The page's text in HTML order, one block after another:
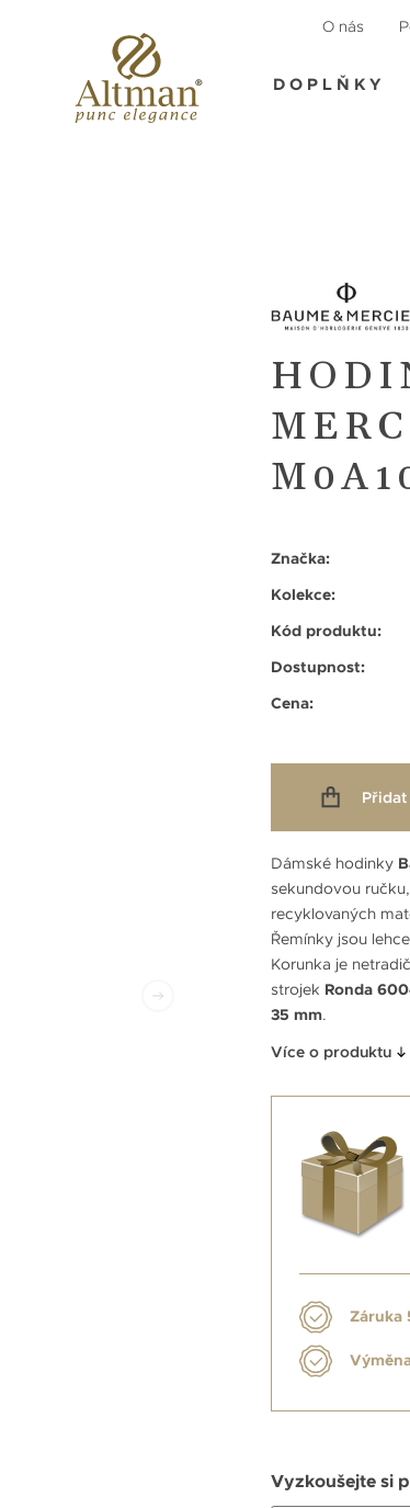
O nás
DOPLŇKY
Značka:
Kolekce:
Kód produktu:
Dostupnost:
Cena:
Dámské hodinky
sekundovou
recyklovaných
Řemínky jsou
Korunka je
strojek Ronda
35 mm.
Více o produktu
Záruka
Vyzkoušejte si